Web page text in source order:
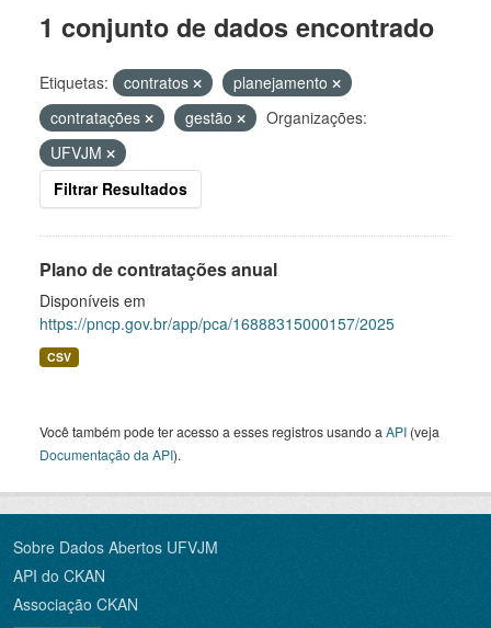
1 conjunto de dados encontrado
Etiquetas: contratos
planejamento
contratações
gestão
Organizações:
UFVJM
Filtrar Resultados
Plano de contratações anual
Disponíveis em
https://pncp.gov.br/app/pca/16888315000157/2025
CSV
Você também pode ter acesso a esses registros usando a API (veja
Documentação da API).
Sobre Dados Abertos UFVJM
API do CKAN
Associação CKAN